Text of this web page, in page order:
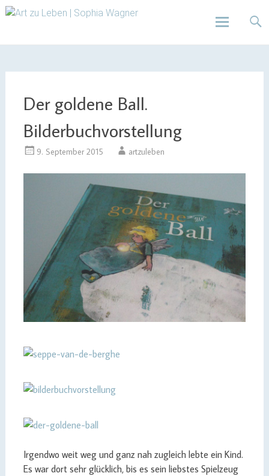
Art zu Leben | Sophia
Der goldene Ball.
Bilderbuchvorstellung
9. September 2015 artzuleben
Irgendwo weit weg und ganz nah zugleich lebte ein Kind.
Es war dort sehr glücklich, bis es sein liebstes Spielzeug